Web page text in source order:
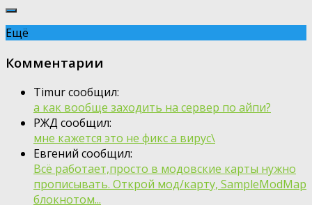
Ещё
Комментарии
Timur сообщил:
а как вообще заходить на сервер по айпи?
РЖД сообщил:
мне кажется это не фикс а вирус\
Евгений сообщил:
Всё работает,просто в модовские карты нужно
прописывать. Открой мод/карту, SampleModMap
блокнотом...